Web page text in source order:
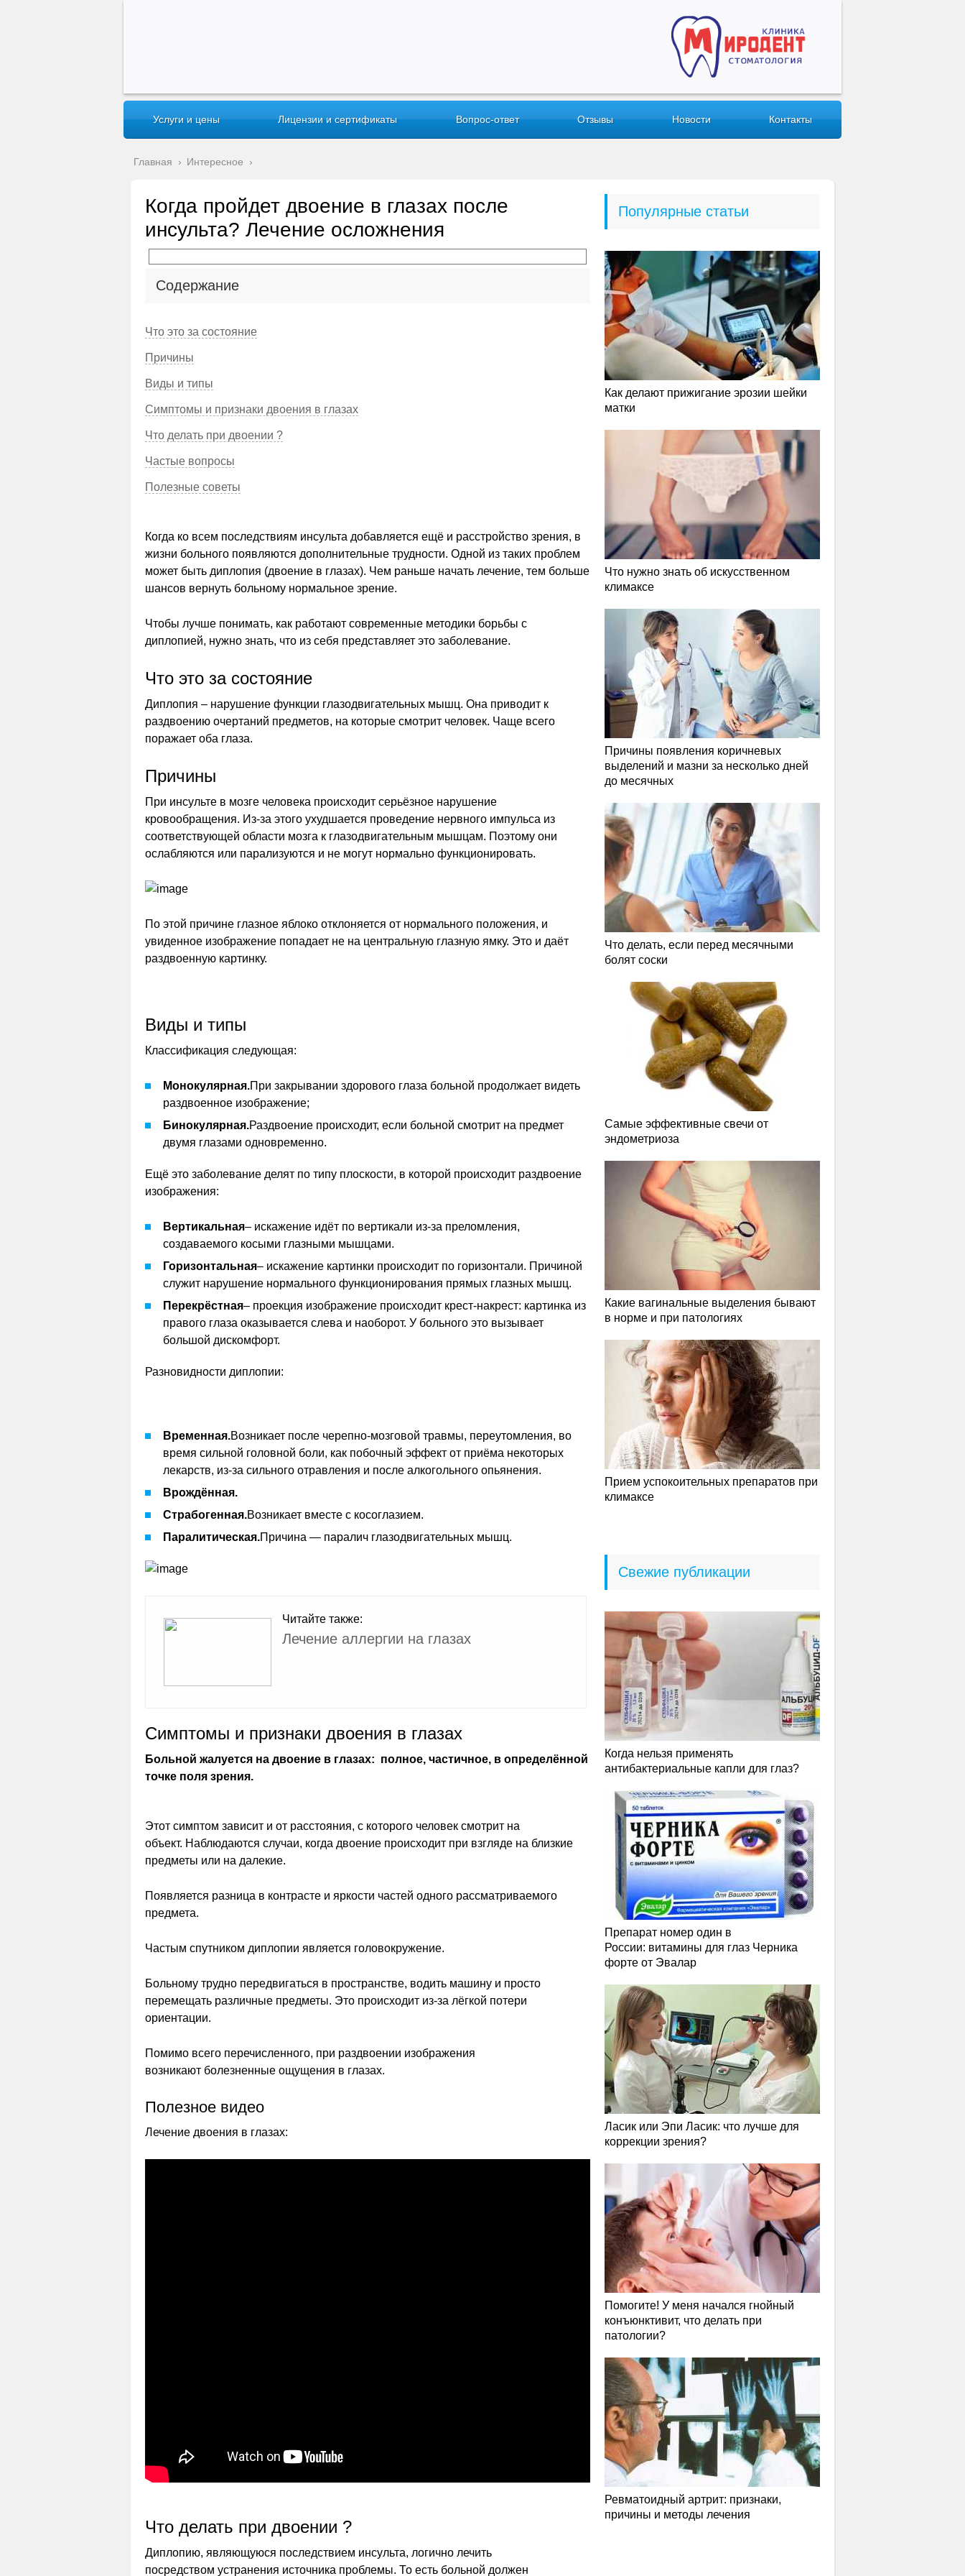
Услуги и цены Лицензии и сертификаты Вопрос-ответ Отзывы Новости Контакты
Главная › Интересное ›
Когда пройдет двоение в глазах после
инсульта? Лечение осложнения
Содержание
Что это за состояние
Причины
Виды и типы
Симптомы и признаки двоения в глазах
Что делать при двоении ?
Частые вопросы
Полезные советы
Когда ко всем последствиям инсульта добавляется ещё и расстройство зрения, в
жизни больного появляются дополнительные трудности. Одной из таких проблем
может быть диплопия (двоение в глазах). Чем раньше начать лечение, тем больше
шансов вернуть больному нормальное зрение.
Чтобы лучше понимать, как работают современные методики борьбы с
диплопией, нужно знать, что из себя представляет это заболевание.
Что это за состояние
Диплопия – нарушение функции глазодвигательных мышц. Она приводит к
раздвоению очертаний предметов, на которые смотрит человек. Чаще всего
поражает оба глаза.
Причины
При инсульте в мозге человека происходит серьёзное нарушение
кровообращения. Из-за этого ухудшается проведение нервного импульса из
соответствующей области мозга к глазодвигательным мышцам. Поэтому они
ослабляются или парализуются и не могут нормально функционировать.
По этой причине глазное яблоко отклоняется от нормального положения, и
увиденное изображение попадает не на центральную глазную ямку. Это и даёт
раздвоенную картинку.
Виды и типы
Классификация следующая:
Монокулярная.При закрывании здорового глаза больной продолжает видеть
раздвоенное изображение;
Бинокулярная.Раздвоение происходит, если больной смотрит на предмет
двумя глазами одновременно.
Ещё это заболевание делят по типу плоскости, в которой происходит раздвоение
изображения:
Вертикальная– искажение идёт по вертикали из-за преломления,
создаваемого косыми глазными мышцами.
Горизонтальная– искажение картинки происходит по горизонтали. Причиной
служит нарушение нормального функционирования прямых глазных мышц.
Перекрёстная– проекция изображение происходит крест-накрест: картинка из
правого глаза оказывается слева и наоборот. У больного это вызывает
большой дискомфорт.
Разновидности диплопии:
Временная.Возникает после черепно-мозговой травмы, переутомления, во
время сильной головной боли, как побочный эффект от приёма некоторых
лекарств, из-за сильного отравления и после алкогольного опьянения.
Врождённая.
Страбогенная.Возникает вместе с косоглазием.
Паралитическая.Причина — паралич глазодвигательных мышц.
Читайте также:
Лечение аллергии на глазах
Симптомы и признаки двоения в глазах
Больной жалуется на двоение в глазах: полное, частичное, в определённой
точке поля зрения.
Этот симптом зависит и от расстояния, с которого человек смотрит на
объект. Наблюдаются случаи, когда двоение происходит при взгляде на близкие
предметы или на далекие.
Появляется разница в контрасте и яркости частей одного рассматриваемого
предмета.
Частым спутником диплопии является головокружение.
Больному трудно передвигаться в пространстве, водить машину и просто
перемещать различные предметы. Это происходит из-за лёгкой потери
ориентации.
Помимо всего перечисленного, при раздвоении изображения
возникают болезненные ощущения в глазах.
Полезное видео
Лечение двоения в глазах:
Что делать при двоении ?
Диплопию, являющуюся последствием инсульта, логично лечить
посредством устранения источника проблемы. То есть больной должен
Популярные статьи
Как делают прижигание эрозии шейки
матки
Что нужно знать об искусственном
климаксе
Причины появления коричневых
выделений и мазни за несколько дней
до месячных
Что делать, если перед месячными
болят соски
Самые эффективные свечи от
эндометриоза
Какие вагинальные выделения бывают
в норме и при патологиях
Прием успокоительных препаратов при
климаксе
Свежие публикации
Когда нельзя применять
антибактериальные капли для глаз?
Препарат номер один в
России: витамины для глаз Черника
форте от Эвалар
Ласик или Эпи Ласик: что лучше для
коррекции зрения?
Помогите! У меня начался гнойный
конъюнктивит, что делать при
патологии?
Ревматоидный артрит: признаки,
причины и методы лечения